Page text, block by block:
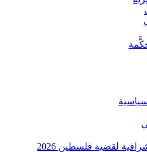
لقضية فلسطين 2026